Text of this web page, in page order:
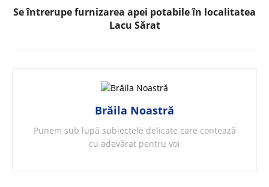
Se întrerupe furnizarea apei potabile în localitatea
Lacu Sărat
Brăila Noastră
Punem sub lupă subiectele delicate care contează
cu adevărat pentru voi